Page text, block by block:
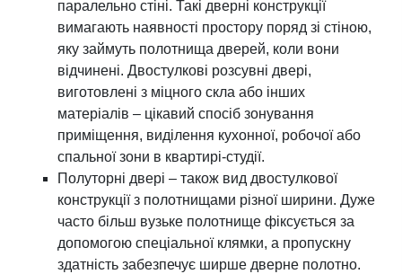
паралельно стіні. Такі дверні конструкції
вимагають наявності простору поряд зі стіною,
яку займуть полотнища дверей, коли вони
відчинені. Двостулкові розсувні двері,
виготовлені з міцного скла або інших
матеріалів – цікавий спосіб зонування
приміщення, виділення кухонної, робочої або
спальної зони в квартирі-студії.
Полуторні двері – також вид двостулкової
конструкції з полотнищами різної ширини. Дуже
часто більш вузьке полотнище фіксується за
допомогою спеціальної клямки, а пропускну
здатність забезпечує ширше дверне полотно.